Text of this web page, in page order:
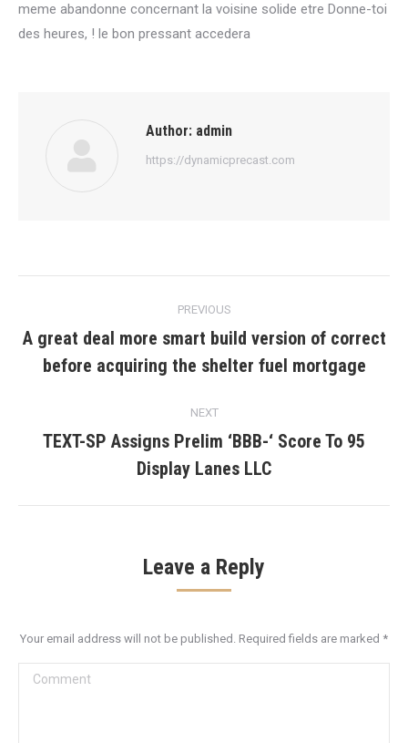
meme abandonne concernant la voisine solide etre Donne-toi
des heures, ! le bon pressant accedera
Author: admin
https://dynamicprecast.com
navigation
PREVIOUS
Previous
post:
A great deal more smart build version of correct
before acquiring the shelter fuel mortgage
NEXT
Next
post:
TEXT-SP Assigns Prelim ‘BBB-‘ Score To 95
Display Lanes LLC
Leave a Reply
Your email address will not be published. Required fields are marked *
Comment